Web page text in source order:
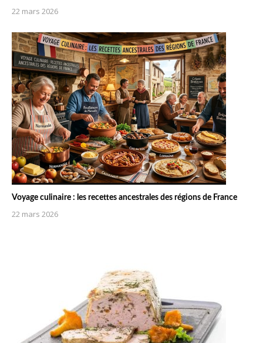
22 mars 2026
Voyage culinaire : les recettes ancestrales des régions de France
22 mars 2026